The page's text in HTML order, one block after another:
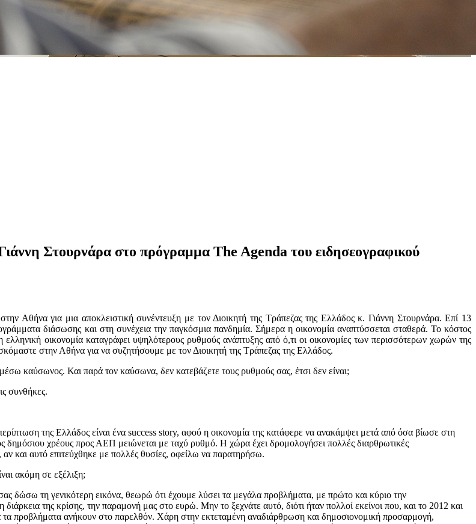
Στουρνάρα στο πρόγραμμα The Agenda του ειδησεογραφικού
Αθήνα για μια αποκλειστική συνέντευξη με τον Διοικητή της Τράπεζας της Ελλάδος κ. Γιάννη Στουρνάρα. Επί 13
διάσωσης και στη συνέχεια την παγκόσμια πανδημία. Σήμερα η οικονομία αναπτύσσεται σταθερά. Το κόστος
οικονομία καταγράφει υψηλότερους ρυθμούς ανάπτυξης από ό,τι οι οικονομίες των περισσότερων χωρών της
στην Αθήνα για να συζητήσουμε με τον Διοικητή της Τράπεζας της Ελλάδος.
καύσωνος. Και παρά τον καύσωνα, δεν κατεβάζετε τους ρυθμούς σας, έτσι δεν είναι;
συνθήκες.
της Ελλάδος είναι ένα success story, αφού η οικονομία της κατάφερε να ανακάμψει μετά από όσα βίωσε στη
δημόσιου χρέους προς ΑΕΠ μειώνεται με ταχύ ρυθμό. Η χώρα έχει δρομολογήσει πολλές διαρθρωτικές
και αυτό επιτεύχθηκε με πολλές θυσίες, οφείλω να παρατηρήσω.
ακόμη σε εξέλιξη;
δώσω τη γενικότερη εικόνα, θεωρώ ότι έχουμε λύσει τα μεγάλα προβλήματα, με πρώτο και κύριο την
της κρίσης, την παραμονή μας στο ευρώ. Μην το ξεχνάτε αυτό, διότι ήταν πολλοί εκείνοι που, και το 2012 και
προβλήματα ανήκουν στο παρελθόν. Χάρη στην εκτεταμένη αναδιάρθρωση και δημοσιονομική προσαρμογή,